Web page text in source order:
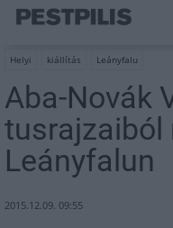
Helyi kiállítás Leányfalu
Aba-Novák
tusrajzaiból
Leányfalun
2015.12.09. 09:55